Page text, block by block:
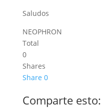
Saludos
NEOPHRON
Total
0
Shares
Share 0
Comparte esto: